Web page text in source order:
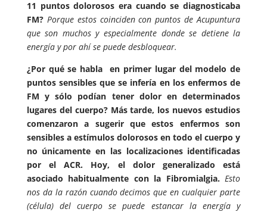
11 puntos dolorosos era cuando se diagnosticaba
FM? Porque estos coinciden con puntos de Acupuntura
que son muchos y especialmente donde se detiene la
energía y por ahí se puede desbloquear.
¿Por qué se habla en primer lugar del modelo de
puntos sensibles que se infería en los enfermos de
FM y sólo podían tener dolor en determinados
lugares del cuerpo? Más tarde, los nuevos estudios
comenzaron a sugerir que estos enfermos son
sensibles a estímulos dolorosos en todo el cuerpo y
no únicamente en las localizaciones identificadas
por el ACR. Hoy, el dolor generalizado está
asociado habitualmente con la Fibromialgia.Esto
nos da la razón cuando decimos que en cualquier parte
(célula) del cuerpo se puede estancar la energía y